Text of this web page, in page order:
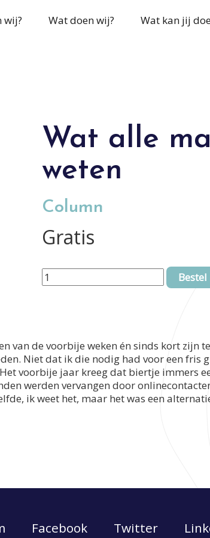
wij? Wat doen wij? Wat kan jij
Wat alle
weten
Column
Gratis
Bestel
van de voorbije weken én sinds kort zijn
Niet dat ik die nodig had voor een fris
voorbije jaar kreeg dat biertje immers
werden vervangen door
ik weet het, maar het was een
Facebook Twitter